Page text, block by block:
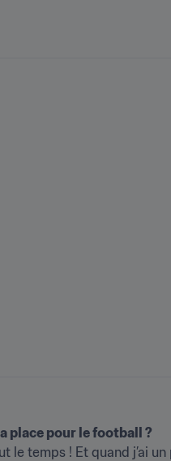
place pour le football ?
le temps ! Et quand j’ai